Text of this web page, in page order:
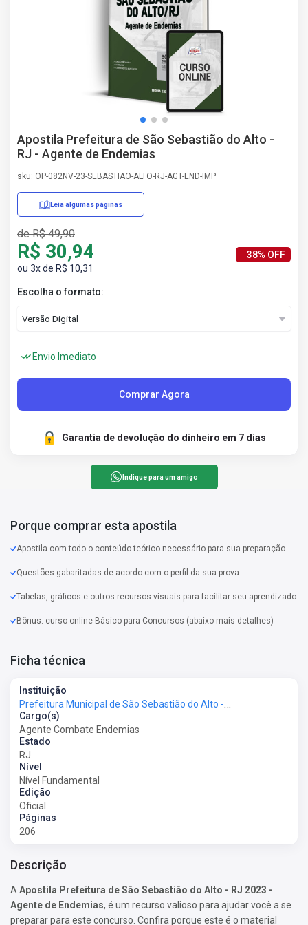
Apostila Prefeitura de São Sebastião do Alto -
RJ - Agente de Endemias
sku: OP-082NV-23-SEBASTIAO-ALTO-RJ-AGT-END-IMP
Leia algumas páginas
de R$ 49,90
R$ 30,94
ou 3x de R$ 10,31
38% OFF
Escolha o formato:
Envio Imediato
Comprar Agora
Garantia de devolução do dinheiro em 7 dias
Indique para um amigo
Porque comprar esta apostila
Apostila com todo o conteúdo teórico necessário para sua preparação
Questões gabaritadas de acordo com o perfil da sua prova
Tabelas, gráficos e outros recursos visuais para facilitar seu aprendizado
Bônus: curso online Básico para Concursos (abaixo mais detalhes)
Ficha técnica
Instituição
Prefeitura Municipal de São Sebastião do Alto - RJ - Prefeitura de São Sebastião do Alto - RJ
Cargo(s)
Agente Combate Endemias
Estado
RJ
Nível
Nível Fundamental
Edição
Oficial
Páginas
206
Descrição
A Apostila Prefeitura de São Sebastião do Alto - RJ 2023 -
Agente de Endemias, é um recurso valioso para ajudar você a se
preparar para este concurso. Confira porque este é o material